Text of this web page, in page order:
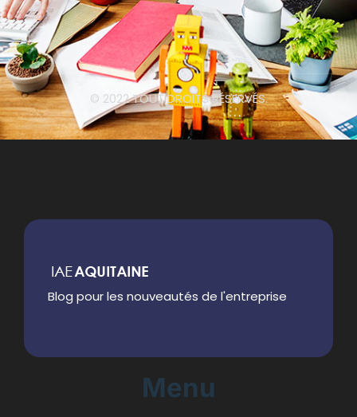
© 2022 TOUT DROITS RÉSERVÉS.
Blog pour les nouveautés de l'entreprise
Menu